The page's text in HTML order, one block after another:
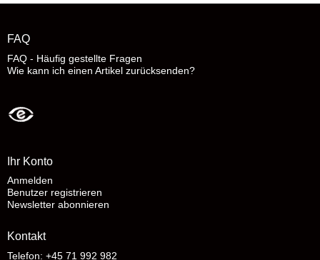
FAQ
FAQ - Häufig gestellte Fragen
Wie kann ich einen Artikel zurücksenden?
Ihr Konto
Anmelden
Benutzer registrieren
Newsletter abonnieren
Kontakt
Telefon: +45 71 992 982